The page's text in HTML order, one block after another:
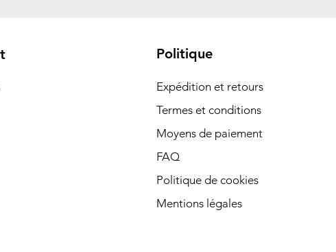
Politique
Expédition et retours
Termes et conditions
Moyens de paiement
FAQ
Politique de cookies
Mentions légales